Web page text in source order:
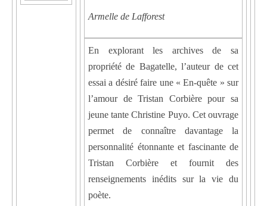
Armelle de Lafforest
En explorant les archives de sa
propriété de Bagatelle, l’auteur de cet
essai a désiré faire une « En-quête » sur
l’amour de Tristan Corbière pour sa
jeune tante Christine Puyo. Cet ouvrage
permet de connaître davantage la
personnalité étonnante et fascinante de
Tristan Corbière et fournit des
renseignements inédits sur la vie du
poète.